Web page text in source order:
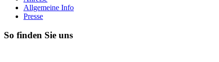
Allgemeine Info
Presse
So finden Sie uns